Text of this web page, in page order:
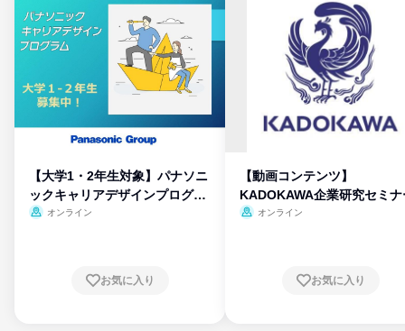
【大学1・2年生対象】パナソニ
ックキャリアデザインプログラ
ム
オンライン
お気に入り
【動画コンテンツ】
KADOKAWA企業研究セミナ
オンライン
お気に入り